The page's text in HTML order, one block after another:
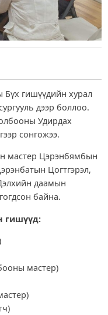
гишүүдийн хурал
дээр боллоо.
Удирдах
сонгожээ.
мастер Цэрэнбямбын
Цогтгэрэл,
даамын
байна.
гишүүд:
мастер)